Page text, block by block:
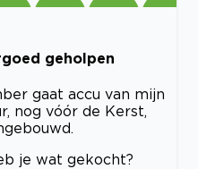
geholpen
gaat accu van mijn
nog vóór de Kerst,
je wat gekocht?